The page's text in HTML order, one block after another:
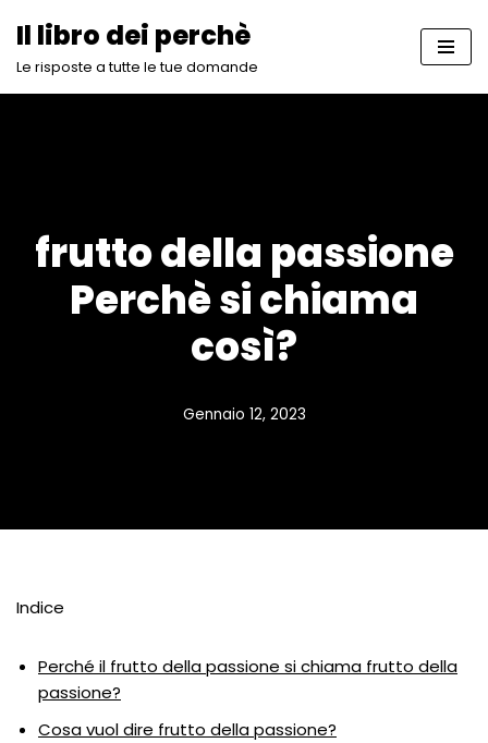
Vai
Il libro dei perchè
Le risposte a tutte le tue domande
frutto della passione
Perchè si chiama
così?
Gennaio 12, 2023
Indice
Perché il frutto della passione si chiama frutto della
passione?
Cosa vuol dire frutto della passione?